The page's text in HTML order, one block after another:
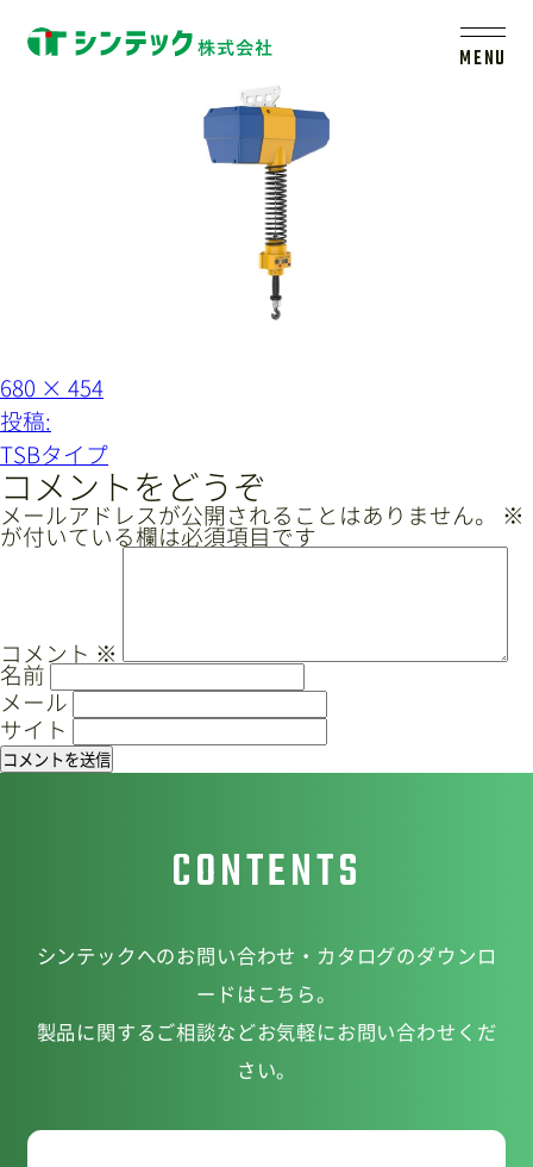
MENU
新着情報
採用情報
レールシステムについて
CAD/PDFデータ
シンテック公式Instagram
シンテック公式Youtubeチャンネル
tsb@2x
フ
ル
サ
イ
ズ
680 × 454
投
稿
ナ
ビ
ゲ
ョ
ン
投稿:
TSBタイプ
コメントをどうぞ
メールアドレスが公開されることはありません。 ※
が付いている欄は必須項目です
コメント ※
名前
メール
サイト
CONTENTS
シンテックへのお問い合わせ・カタログのダウンロ
ードはこちら。
製品に関するご相談などお気軽にお問い合わせくだ
さい。